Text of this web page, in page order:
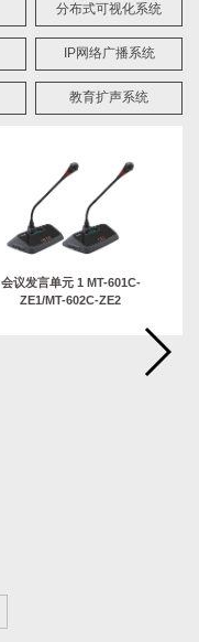
分布式可视化系统
IP网络广播系统
教育扩声系统
会议发言单元 1 MT-601C-
ZE1/MT-602C-ZE2